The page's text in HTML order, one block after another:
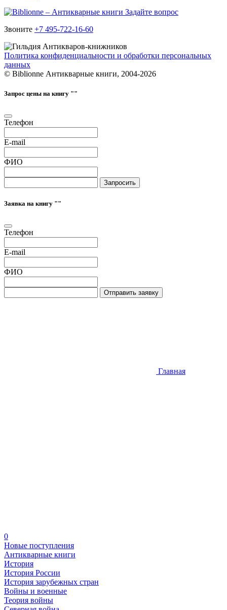
Задайте вопрос
Звоните +7 495-722-16-60
Политика конфиденциальности и обработки персональных
данных
© Biblionne Антикварные книги, 2004-2026
Запрос цены на книгу ""
Телефон
E-mail
ФИО
Запросить
Заявка на книгу ""
Телефон
E-mail
ФИО
Отправить заявку
Главная
0
Новые поступления
Антикварные книги
История
История России
История зарубежных стран
Войны и военные
Теория войны